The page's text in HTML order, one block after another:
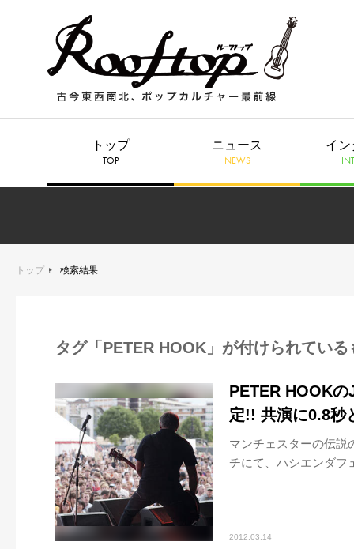
トップ
TOP
ニュース
NEWS
イン
トップ 検索結果
タグ「PETER HOOK」が付けられている
PETER HOOK
定!! 共演に0.8秒
マンチェスターの伝説
チにて、ハシエンダフ
2012.03.14